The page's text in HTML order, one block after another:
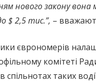
нового закону вона
$ 2,5 тис.”, –
єврономерів
комітеті
таких